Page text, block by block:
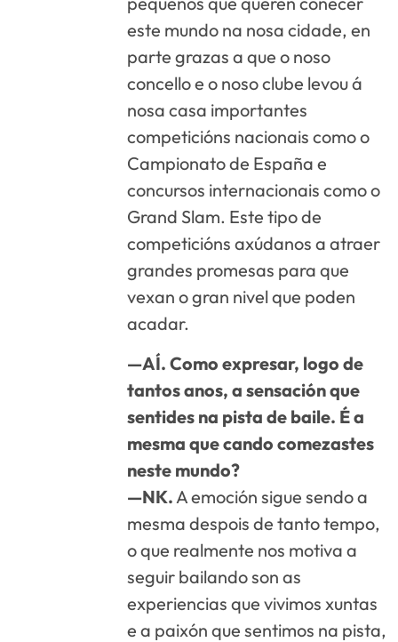
este mundo na nosa cidade, en
parte grazas a que o noso
concello e o noso clube levou á
nosa casa importantes
competicións nacionais como o
Campionato de España e
concursos internacionais como o
Grand Slam. Este tipo de
competicións axúdanos a atraer
grandes promesas para que
vexan o gran nivel que poden
acadar.
—AÍ. Como expresar, logo de
tantos anos, a sensación que
sentides na pista de baile. É a
mesma que cando comezastes
neste mundo?
—NK. A emoción sigue sendo a
mesma despois de tanto tempo,
o que realmente nos motiva a
seguir bailando son as
experiencias que vivimos xuntas
e a paixón que sentimos na pista,